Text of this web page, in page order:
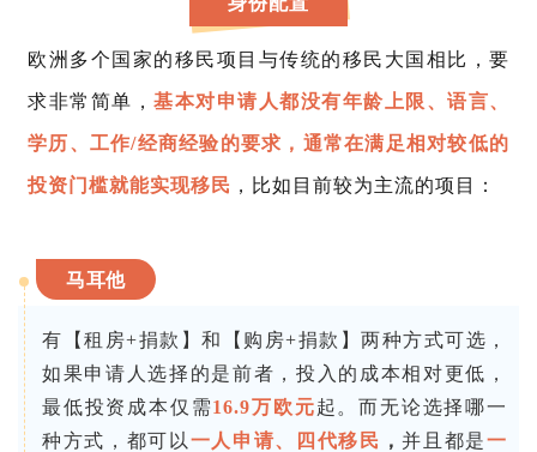
欧洲多个国家的移民项目与传统的移民大国相比，要
求非常简单， 基本对申请人都没有年龄上限、语言、
学历、工作/经商经验的要求，通常在满足相对较低的
投资门槛就能实现移民 ，比如目前较为主流的项目：
马耳他
有【租房+捐款】和【购房+捐款】两种方式可选，
如果申请人选择的是前者，投入的成本相对更低，
最低投资成本仅需16.9万欧元起。而无论选择哪一
种方式，都可以 一人申请、四代移民 ，并且都是一